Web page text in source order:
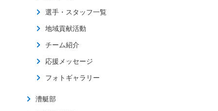
選手・スタッフ一覧
地域貢献活動
チーム紹介
応援メッセージ
フォトギャラリー
漕艇部